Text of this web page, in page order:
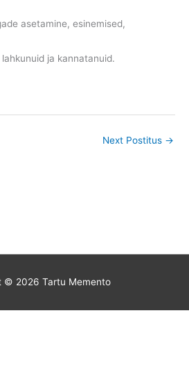
asetamine, esinemised,
ja kannatanuid.
Next Postitus →
© 2026 Tartu Memento